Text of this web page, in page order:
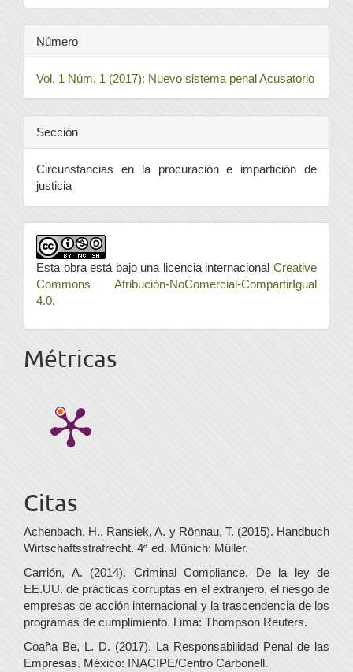
Número
Vol. 1 Núm. 1 (2017): Nuevo sistema penal Acusatorio
Sección
Circunstancias en la procuración e impartición de
justicia
Esta obra está bajo una licencia internacional Creative
Commons Atribución-NoComercial-CompartirIgual
4.0.
Métricas
Citas
Achenbach, H., Ransiek, A. y Rönnau, T. (2015). Handbuch
Wirtschaftsstrafrecht. 4ª ed. Münich: Müller.
Carrión, A. (2014). Criminal Compliance. De la ley de
EE.UU. de prácticas corruptas en el extranjero, el riesgo de
empresas de acción internacional y la trascendencia de los
programas de cumplimiento. Lima: Thompson Reuters.
Coaña Be, L. D. (2017). La Responsabilidad Penal de las
Empresas. México: INACIPE/Centro Carbonell.